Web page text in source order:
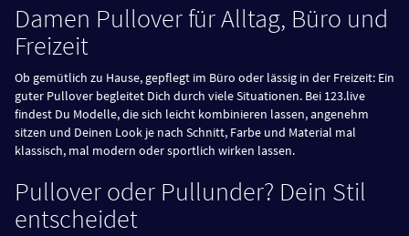
Damen Pullover für Alltag, Büro und
Freizeit
Ob gemütlich zu Hause, gepflegt im Büro oder lässig in der Freizeit: Ein
guter Pullover begleitet Dich durch viele Situationen. Bei 123.live
findest Du Modelle, die sich leicht kombinieren lassen, angenehm
sitzen und Deinen Look je nach Schnitt, Farbe und Material mal
klassisch, mal modern oder sportlich wirken lassen.
Pullover oder Pullunder? Dein Stil
entscheidet